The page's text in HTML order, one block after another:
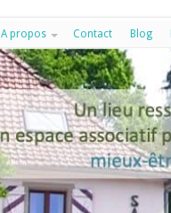
A propos Contact Blog